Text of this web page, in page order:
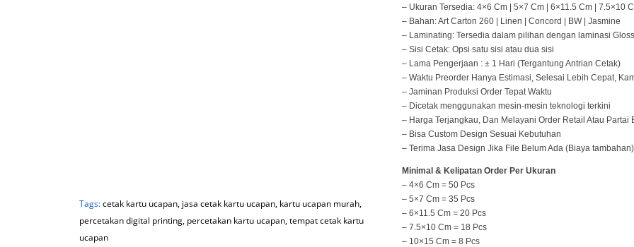
Tags:cetak kartu ucapan, jasa cetak kartu ucapan, kartu ucapan murah,
percetakan digital printing, percetakan kartu ucapan,tempat cetak kartu
ucapan
– Ukuran Tersedia: 4×6 Cm | 5×7 Cm | 6×11.5 Cm | 7.5×10
– Bahan: Art Carton 260 | Linen | Concord | BW | Jasmine
– Laminating: Tersedia dalam pilihan dengan laminasi
– Sisi Cetak: Opsi satu sisi atau dua sisi
– Lama Pengerjaan : ± 1 Hari (Tergantung Antrian Cetak)
– Waktu Preorder Hanya Estimasi, Selesai Lebih Cepat,
– Jaminan Produksi Order Tepat Waktu
– Dicetak menggunakan mesin-mesin teknologi terkini
– Harga Terjangkau, Dan Melayani Order Retail Atau Partai
– Bisa Custom Design Sesuai Kebutuhan
– Terima Jasa Design Jika File Belum Ada (Biaya tambahan)
Minimal & Kelipatan Order Per Ukuran
– 4×6 Cm = 50 Pcs
– 5×7 Cm = 35 Pcs
– 6×11.5 Cm = 20 Pcs
– 7.5×10 Cm = 18 Pcs
– 10×15 Cm = 8 Pcs